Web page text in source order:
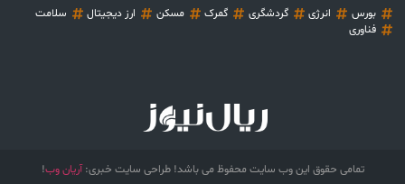
بورس انرژی گردشگری گمرک مسکن ارز دیجیتال
سلامت
فناوری
تمامی حقوق این وب سایت محفوظ می باشد! طراحی سایت خبری:آریان وب!